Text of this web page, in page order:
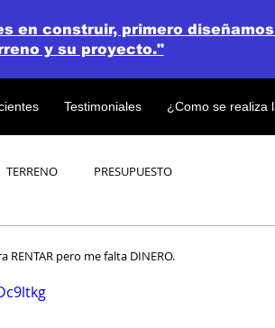
Testimoniales ¿Como se realiza
en construir, primero
y su proyecto."
TERRENO PRESUPUESTO
RENTAR pero me falta DINERO.